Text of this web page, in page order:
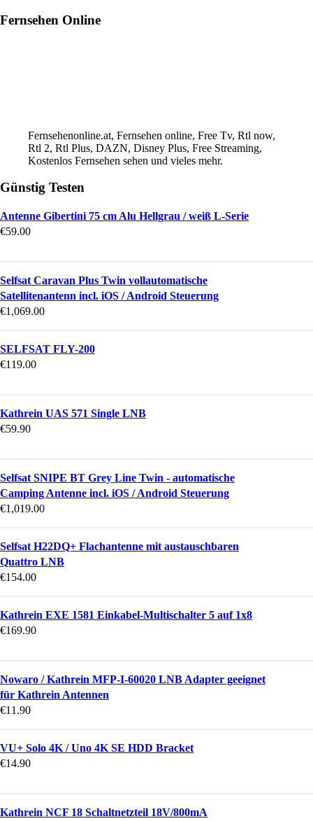
Fernsehen Online
Fernsehenonline.at, Fernsehen online, Free Tv, Rtl now,
Rtl 2, Rtl Plus, DAZN, Disney Plus, Free Streaming,
Kostenlos Fernsehen sehen und vieles mehr.
Günstig Testen
Antenne Gibertini 75 cm Alu Hellgrau / weiß L-Serie
€59.00
Selfsat Caravan Plus Twin vollautomatische
Satellitenantenn incl. iOS / Android Steuerung
€1,069.00
SELFSAT FLY-200
€119.00
Kathrein UAS 571 Single LNB
€59.90
Selfsat SNIPE BT Grey Line Twin - automatische
Camping Antenne incl. iOS / Android Steuerung
€1,019.00
Selfsat H22DQ+ Flachantenne mit austauschbaren
Quattro LNB
€154.00
Kathrein EXE 1581 Einkabel-Multischalter 5 auf 1x8
€169.90
Nowaro / Kathrein MFP-I-60020 LNB Adapter geeignet
für Kathrein Antennen
€11.90
VU+ Solo 4K / Uno 4K SE HDD Bracket
€14.90
Kathrein NCF 18 Schaltnetzteil 18V/800mA